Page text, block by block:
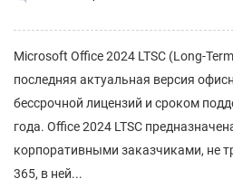
Microsoft Office 2024 LTSC (Long-
последняя актуальная версия
бессрочной лицензий и сроком
года. Office 2024 LTSC
корпоративными заказчиками, не
365, в ней...